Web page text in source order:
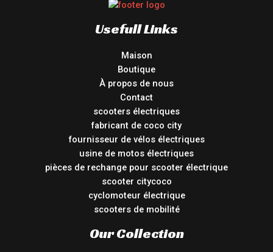
Usefull Links
Maison
Boutique
À propos de nous
Contact
scooters électriques
fabricant de coco city
fournisseur de vélos électriques
usine de motos électriques
pièces de rechange pour scooter électrique
scooter citycoco
cyclomoteur électrique
scooters de mobilité
Our Collection